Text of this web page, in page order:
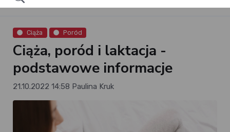
Ciąża Poród
Ciąża, poród i laktacja -
podstawowe informacje
21.10.2022 14:58 Paulina Kruk